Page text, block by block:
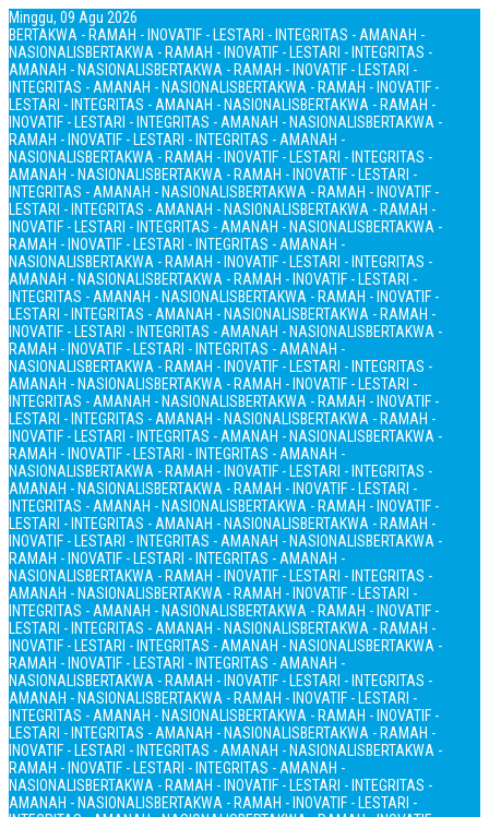
Minggu, 09 Agu 2026
BERTAKWA - RAMAH - INOVATIF - LESTARI - INTEGRITAS - AMANAH -
NASIONALISBERTAKWA - RAMAH - INOVATIF - LESTARI - INTEGRITAS -
AMANAH - NASIONALISBERTAKWA - RAMAH - INOVATIF - LESTARI -
INTEGRITAS - AMANAH - NASIONALISBERTAKWA - RAMAH - INOVATIF -
LESTARI - INTEGRITAS - AMANAH - NASIONALISBERTAKWA - RAMAH -
INOVATIF - LESTARI - INTEGRITAS - AMANAH - NASIONALISBERTAKWA -
RAMAH - INOVATIF - LESTARI - INTEGRITAS - AMANAH -
NASIONALISBERTAKWA - RAMAH - INOVATIF - LESTARI - INTEGRITAS -
AMANAH - NASIONALISBERTAKWA - RAMAH - INOVATIF - LESTARI -
INTEGRITAS - AMANAH - NASIONALISBERTAKWA - RAMAH - INOVATIF -
LESTARI - INTEGRITAS - AMANAH - NASIONALISBERTAKWA - RAMAH -
INOVATIF - LESTARI - INTEGRITAS - AMANAH - NASIONALISBERTAKWA -
RAMAH - INOVATIF - LESTARI - INTEGRITAS - AMANAH -
NASIONALISBERTAKWA - RAMAH - INOVATIF - LESTARI - INTEGRITAS -
AMANAH - NASIONALISBERTAKWA - RAMAH - INOVATIF - LESTARI -
INTEGRITAS - AMANAH - NASIONALISBERTAKWA - RAMAH - INOVATIF -
LESTARI - INTEGRITAS - AMANAH - NASIONALISBERTAKWA - RAMAH -
INOVATIF - LESTARI - INTEGRITAS - AMANAH - NASIONALISBERTAKWA -
RAMAH - INOVATIF - LESTARI - INTEGRITAS - AMANAH -
NASIONALISBERTAKWA - RAMAH - INOVATIF - LESTARI - INTEGRITAS -
AMANAH - NASIONALISBERTAKWA - RAMAH - INOVATIF - LESTARI -
INTEGRITAS - AMANAH - NASIONALISBERTAKWA - RAMAH - INOVATIF -
LESTARI - INTEGRITAS - AMANAH - NASIONALISBERTAKWA - RAMAH -
INOVATIF - LESTARI - INTEGRITAS - AMANAH - NASIONALISBERTAKWA -
RAMAH - INOVATIF - LESTARI - INTEGRITAS - AMANAH -
NASIONALISBERTAKWA - RAMAH - INOVATIF - LESTARI - INTEGRITAS -
AMANAH - NASIONALISBERTAKWA - RAMAH - INOVATIF - LESTARI -
INTEGRITAS - AMANAH - NASIONALISBERTAKWA - RAMAH - INOVATIF -
LESTARI - INTEGRITAS - AMANAH - NASIONALISBERTAKWA - RAMAH -
INOVATIF - LESTARI - INTEGRITAS - AMANAH - NASIONALISBERTAKWA -
RAMAH - INOVATIF - LESTARI - INTEGRITAS - AMANAH -
NASIONALISBERTAKWA - RAMAH - INOVATIF - LESTARI - INTEGRITAS -
AMANAH - NASIONALISBERTAKWA - RAMAH - INOVATIF - LESTARI -
INTEGRITAS - AMANAH - NASIONALISBERTAKWA - RAMAH - INOVATIF -
LESTARI - INTEGRITAS - AMANAH - NASIONALISBERTAKWA - RAMAH -
INOVATIF - LESTARI - INTEGRITAS - AMANAH - NASIONALISBERTAKWA -
RAMAH - INOVATIF - LESTARI - INTEGRITAS - AMANAH -
NASIONALISBERTAKWA - RAMAH - INOVATIF - LESTARI - INTEGRITAS -
AMANAH - NASIONALISBERTAKWA - RAMAH - INOVATIF - LESTARI -
INTEGRITAS - AMANAH - NASIONALISBERTAKWA - RAMAH - INOVATIF -
LESTARI - INTEGRITAS - AMANAH - NASIONALISBERTAKWA - RAMAH -
INOVATIF - LESTARI - INTEGRITAS - AMANAH - NASIONALISBERTAKWA -
RAMAH - INOVATIF - LESTARI - INTEGRITAS - AMANAH -
NASIONALISBERTAKWA - RAMAH - INOVATIF - LESTARI - INTEGRITAS -
AMANAH - NASIONALISBERTAKWA - RAMAH - INOVATIF - LESTARI -